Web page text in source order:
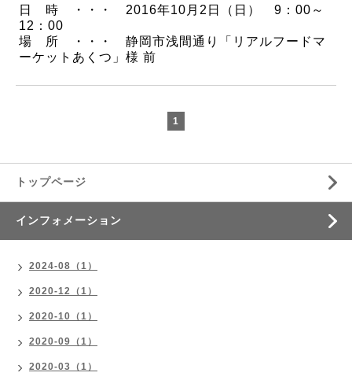
日 時 ・・・ 2016年10月2 日（日） 9：00～
12：00
場 所 ・・・ 静岡市浅間通り「リアルフードマ
ーケットあくつ」様 前
1
トップページ
インフォメーション
2024-08（1）
2020-12（1）
2020-10（1）
2020-09（1）
2020-03（1）